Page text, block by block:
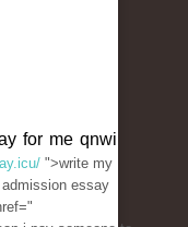
for me qnwi
">write my
essay